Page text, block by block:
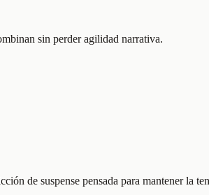
sin perder agilidad narrativa.
de suspense pensada para mantener la